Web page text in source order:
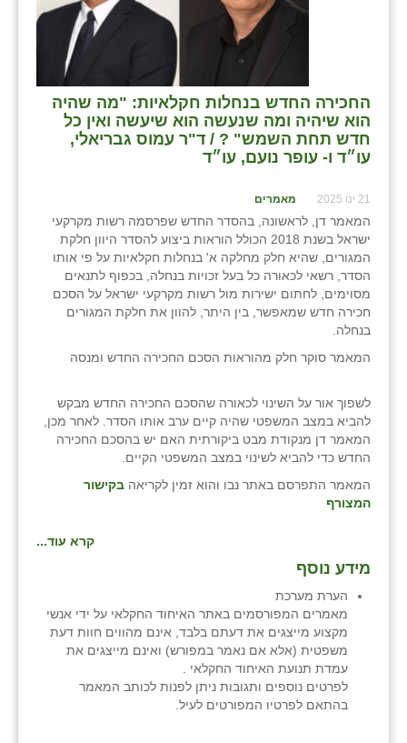
החכירה החדש בנחלות חקלאיות: "מה שהיה
הוא שיהיה ומה שנעשה הוא שיעשה ואין כל
חדש תחת השמש" ? / ד"ר עמוס גבריאלי,
עו״ד ו- עופר נועם, עו״ד
21 ינו 2025 מאמרים
המאמר דן, לראשונה, בהסדר החדש שפרסמה רשות מקרקעי
ישראל בשנת 2018 הכולל הוראות ביצוע להסדר היוון חלקת
המגורים, שהיא חלק מחלקה א' בנחלות חקלאיות על פי אותו
הסדר, רשאי לכאורה כל בעל זכויות בנחלה, בכפוף לתנאים
מסוימים, לחתום ישירות מול רשות מקרקעי ישראל על הסכם
חכירה חדש שמאפשר, בין היתר, להוון את חלקת המגורים
בנחלה.
המאמר סוקר חלק מהוראות הסכם החכירה החדש ומנסה
לשפוך אור על השינוי לכאורה שהסכם החכירה החדש מבקש
להביא במצב המשפטי שהיה קיים ערב אותו הסדר. לאחר מכן,
המאמר דן מנקודת מבט ביקורתית האם יש בהסכם החכירה
החדש כדי להביא לשינוי במצב המשפטי הקיים.
המאמר התפרסם באתר נבו והוא זמין לקריאה בקישור
המצורף
קרא עוד...
מידע נוסף
הערת מערכת
מאמרים המפורסמים באתר האיחוד החקלאי על ידי אנשי
מקצוע מייצגים את דעתם בלבד, אינם מהווים חוות דעת
משפטית (אלא אם נאמר במפורש) ואינם מייצגים את
עמדת תנועת האיחוד החקלאי .
לפרטים נוספים ותגובות ניתן לפנות לכותב המאמר
בהתאם לפרטיו המפורטים לעיל.
בקעות
ֿגבעת שפירא
גן השומרון
גני עם
גני יהודה
גנות
ורד יריחו
זוהר
הדר עם
חבצלת השרון
חרב לאת